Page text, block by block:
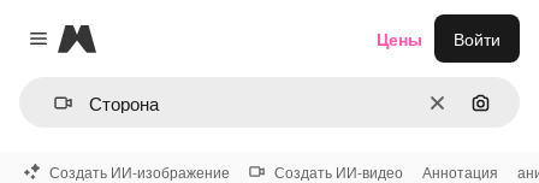
Close menu
Magnific
ОчиститьПоиск
Цены Войти
Создать ИИ-изображение Создать ИИ-видео Аннотация